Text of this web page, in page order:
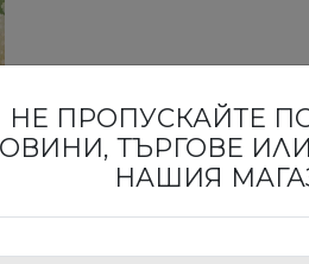
НЕ ПРОПУСКАЙТЕ
ТЪРГОВЕ
НАШИЯ